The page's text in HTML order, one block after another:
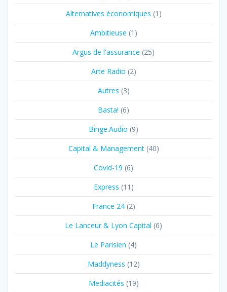
Alternatives économiques (1)
Ambitieuse (1)
Argus de l'assurance (25)
Arte Radio (2)
Autres (3)
Basta! (6)
Binge.Audio (9)
Capital & Management(40)
Covid-19 (6)
Express (11)
France 24(2)
Le Lanceur & Lyon Capital (6)
Le Parisien (4)
Maddyness (12)
Mediacités (19)